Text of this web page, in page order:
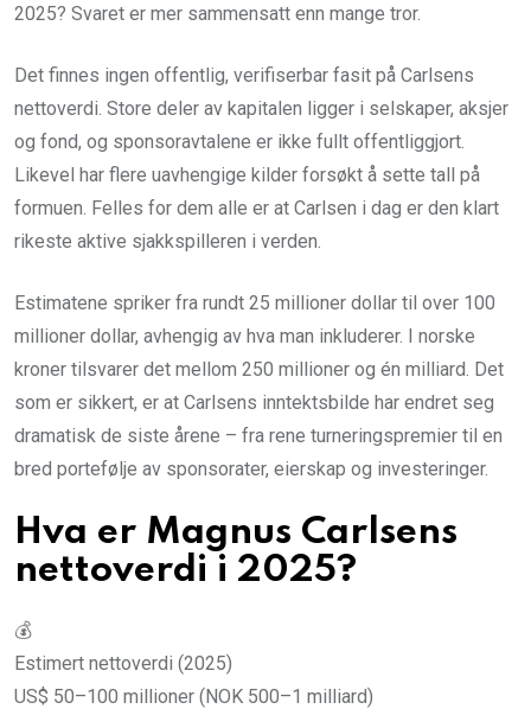
2025? Svaret er mer sammensatt enn mange tror.
Det finnes ingen offentlig, verifiserbar fasit på Carlsens
nettoverdi. Store deler av kapitalen ligger i selskaper, aksjer
og fond, og sponsoravtalene er ikke fullt offentliggjort.
Likevel har flere uavhengige kilder forsøkt å sette tall på
formuen. Felles for dem alle er at Carlsen i dag er den klart
rikeste aktive sjakkspilleren i verden.
Estimatene spriker fra rundt 25 millioner dollar til over 100
millioner dollar, avhengig av hva man inkluderer. I norske
kroner tilsvarer det mellom 250 millioner og én milliard. Det
som er sikkert, er at Carlsens inntektsbilde har endret seg
dramatisk de siste årene – fra rene turneringspremier til en
bred portefølje av sponsorater, eierskap og investeringer.
Hva er Magnus Carlsens
nettoverdi i 2025?
💰
Estimert nettoverdi (2025)
US$ 50–100 millioner (NOK 500–1 milliard)